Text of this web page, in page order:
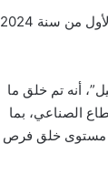
أكد رئيس الحكومة، عزيز أخنوش، الاثنين خلال جلسة المساءلة الشهرية بمجلس النواب، أن الربع الأول من سنة 2024
أنه تم خلق ما
شغل جديد في القطاع الصناعي، بما
مستوى خلق فرص